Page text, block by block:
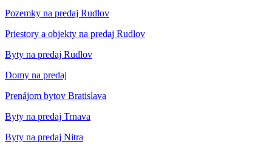
Pozemky na predaj Rudlov
Priestory a objekty na predaj Rudlov
Byty na predaj Rudlov
Domy na predaj
Prenájom bytov Bratislava
Byty na predaj Trnava
Byty na predaj Nitra